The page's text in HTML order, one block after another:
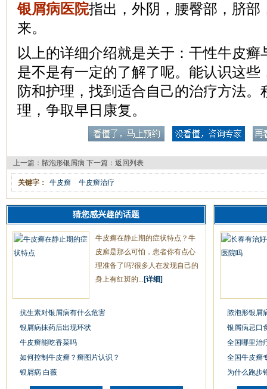
银屑病医院指出，外阴，腰臀部，脐部
来。
以上的详细介绍就是关于：干性牛皮癣
是不是有一定的了解了呢。能认识这些
防和护理，找到适合自己的治疗方法。
理，争取早日康复。
上一篇： 脓泡形银屑病 下一篇： 返回列表
关键字： 牛皮癣 牛皮癣治疗
猜您感兴趣的话题
牛皮癣在静止期的症状特点？牛
皮廯是那么可怕，患者你有点心
理准备了吗?很多人在发现自己的
身上有红斑的... [详细]
抗生素对银屑病有什么危害
银屑病抹药后出现环状
牛皮癣能吃香菜吗
如何控制牛皮癣？癣图片认识？
银屑病 白薇
脓泡形银屑
银屑病忌口
全国哪里治
全国牛皮癣
为什么跑步